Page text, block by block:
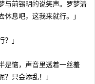
与前锡明的说笑声。罗梦清
息吧，这我来就行。」
？」
是恼，声音里透着一丝羞
只会添乱！」